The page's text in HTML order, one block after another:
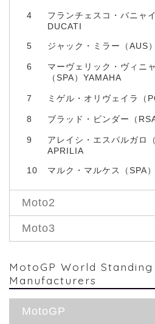
4
フランチェスコ・バニャ
DUCATI
5 ジャック・ミラー（AUS
6
マーヴェリック・ヴィニ
（SPA）YAMAHA
7 ミゲル・オリヴェイラ（
8 ブラッド・ビンダー（
9
アレイシ・エスパルガロ（
APRILIA
10 マルク・マルケス（SPA
Moto2
Moto3
MotoGP World Standing
Manufacturers
MotoGP